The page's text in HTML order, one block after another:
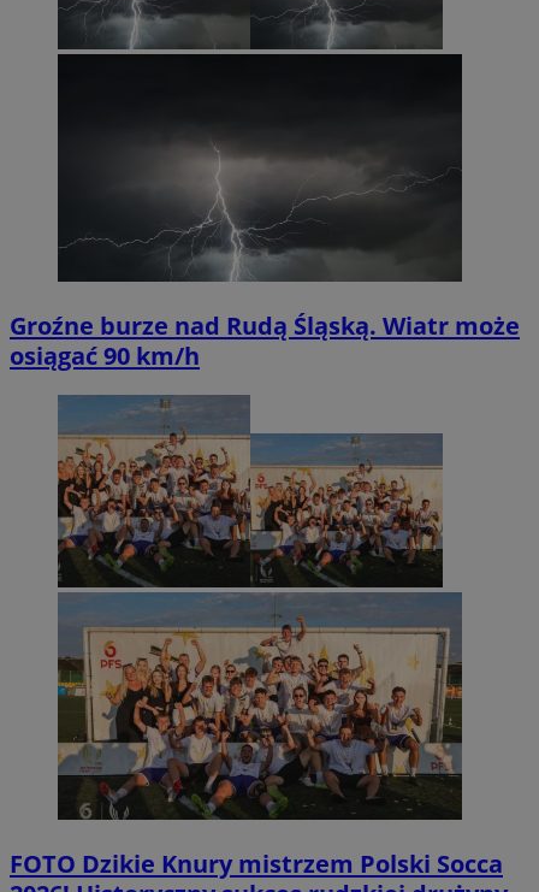
Groźne burze nad Rudą Śląską. Wiatr może
osiągać 90 km/h
FOTO Dzikie Knury mistrzem Polski Socca